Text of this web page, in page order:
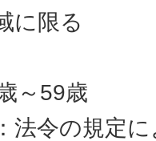
に限る
～59歳
法令の規定